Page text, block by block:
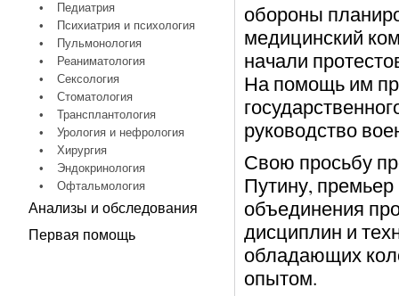
•
Педиатрия
•
Психиатрия и психология
•
Пульмонология
•
Реаниматология
•
Сексология
•
Стоматология
•
Трансплантология
•
Урология и нефрология
•
Хирургия
•
Эндокринология
•
Офтальмология
Анализы и обследования
Первая помощь
обороны
медицинский
начали
На помощь им
руководство
Свою просьбу
Путину,
объединения
дисциплин и
обладающих
опытом.